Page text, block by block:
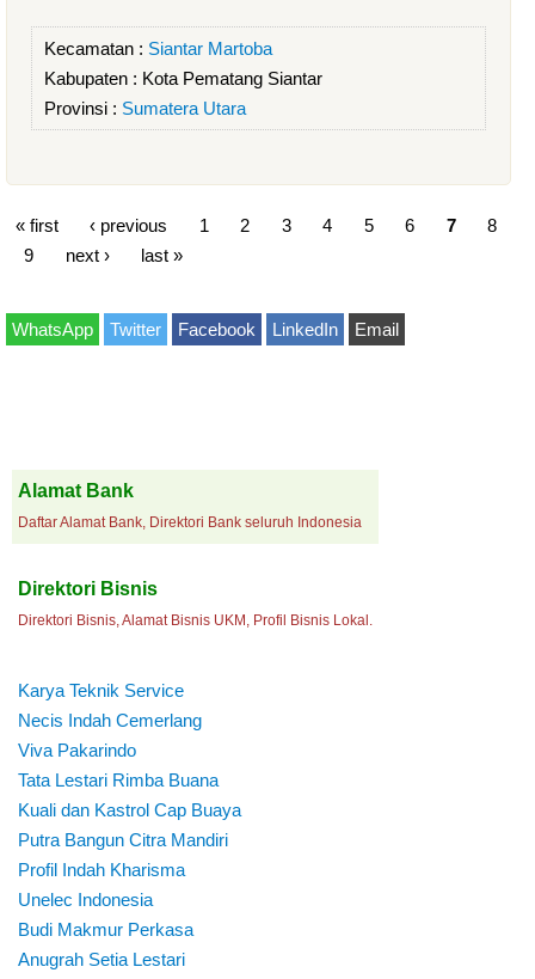
Kecamatan : Siantar Martoba
Kabupaten : Kota Pematang Siantar
Provinsi : Sumatera Utara
« first ‹ previous 1 2 3 4 5 6 7
8
9
next › last »
WhatsApp Twitter Facebook LinkedIn Email
Alamat Bank
Daftar Alamat Bank, Direktori Bank seluruh Indonesia
Direktori Bisnis
Direktori Bisnis, Alamat Bisnis UKM, Profil Bisnis Lokal.
Karya Teknik Service
Necis Indah Cemerlang
Viva Pakarindo
Tata Lestari Rimba Buana
Kuali dan Kastrol Cap Buaya
Putra Bangun Citra Mandiri
Profil Indah Kharisma
Unelec Indonesia
Budi Makmur Perkasa
Anugrah Setia Lestari